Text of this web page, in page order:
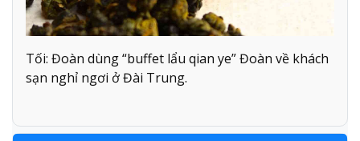
Tối: Đoàn dùng “buffet lẩu qian ye” Đoàn về khách
sạn nghỉ ngơi ở Đài Trung.